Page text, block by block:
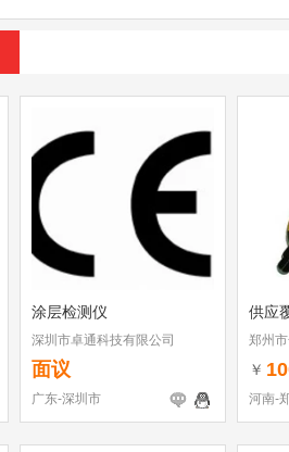
涂层检测仪
深圳市卓通科技有限公司
面议
广东-深圳市
供应
郑州
￥
河南-